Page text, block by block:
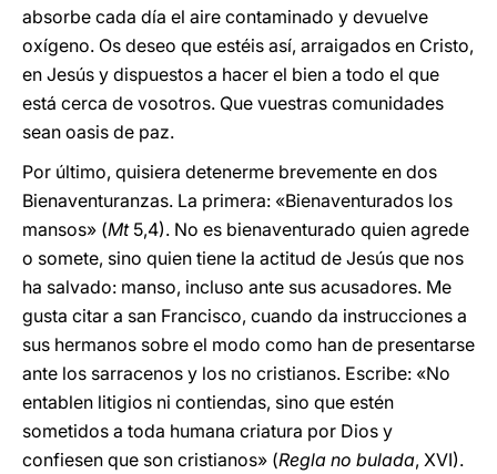
absorbe cada día el aire contaminado y devuelve
oxígeno. Os deseo que estéis así, arraigados en Cristo,
en Jesús y dispuestos a hacer el bien a todo el que
está cerca de vosotros. Que vuestras comunidades
sean oasis de paz.
Por último, quisiera detenerme brevemente en dos
Bienaventuranzas. La primera: «Bienaventurados los
mansos» (Mt5,4). No es bienaventurado quien agrede
o somete, sino quien tiene la actitud de Jesús que nos
ha salvado: manso, incluso ante sus acusadores. Me
gusta citar a san Francisco, cuando da instrucciones a
sus hermanos sobre el modo como han de presentarse
ante los sarracenos y los no cristianos. Escribe: «No
entablen litigios ni contiendas, sino que estén
sometidos a toda humana criatura por Dios y
confiesen que son cristianos» (Regla no bulada, XVI).